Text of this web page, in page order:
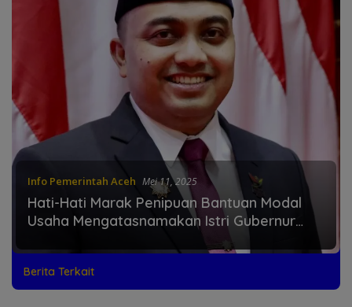
Info Pemerintah Aceh Mei 11, 2025
Hati-Hati Marak Penipuan Bantuan Modal
Usaha Mengatasnamakan Istri Gubernur
Berita Terkait